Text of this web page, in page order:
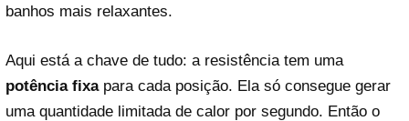
banhos mais relaxantes.
Aqui está a chave de tudo: a resistência tem uma
potência fixapara cada posição. Ela só consegue gerar
uma quantidade limitada de calor por segundo. Então o